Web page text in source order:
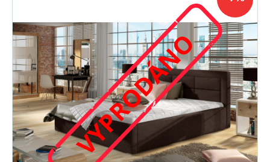
VYPRODÁNO